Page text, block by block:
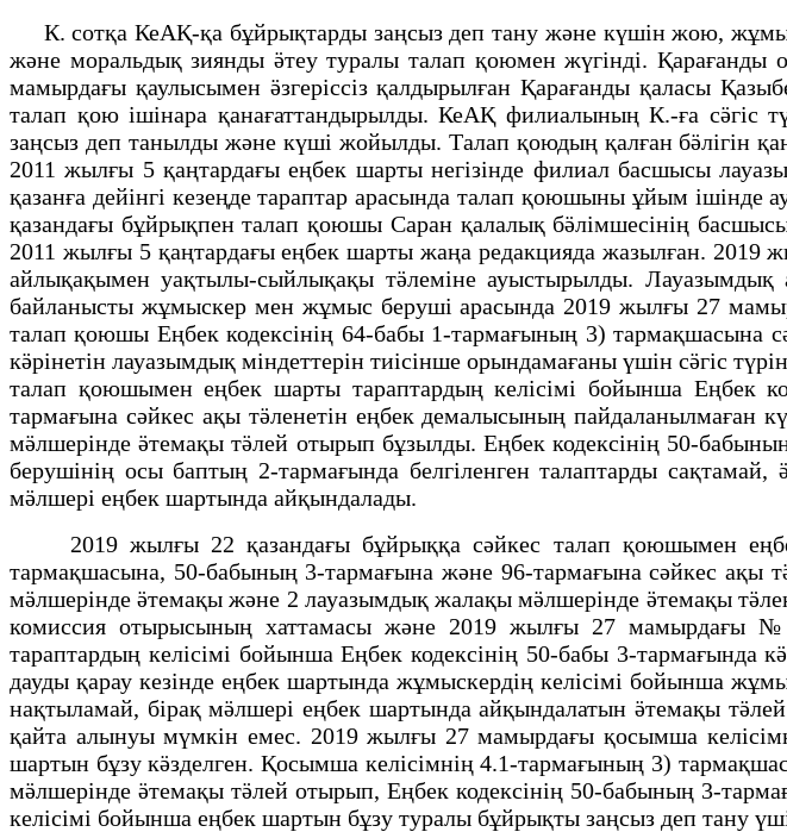
К. сотқа КеАҚ-қа бұйрықтарды заңсыз деп тану және күшін жою,
және моральдық зиянды ӛтеу туралы талап қоюмен жүгінді.
мамырдағы қаулысымен ӛзгеріссіз қалдырылған Қарағанды қаласы
талап қою ішінара қанағаттандырылды. КеАҚ филиалының К.-ға сӛгіс
заңсыз деп танылды және күші жойылды. Талап қоюдың қалған бӛлігін
2011 жылғы 5 қаңтардағы еңбек шарты негізінде филиал басшысы
қазанға дейінгі кезеңде тараптар арасында талап қоюшыны ұйым
қазандағы бұйрықпен талап қоюшы Саран қалалық бӛлімшесінің
2011 жылғы 5 қаңтардағы еңбек шарты жаңа редакцияда жазылған. 2019
айлықақымен уақтылы-сыйлықақы тӛлеміне ауыстырылды.
байланысты жұмыскер мен жұмыс беруші арасында 2019 жылғы 27
талап қоюшы Еңбек кодексінің 64-бабы 1-тармағының 3) тармақшасына
кӛрінетін лауазымдық міндеттерін тиісінше орындамағаны үшін сӛгіс
талап қоюшымен еңбек шарты тараптардың келісімі бойынша Еңбек
тармағына сәйкес ақы тӛленетін еңбек демалысының пайдаланылмаған
мӛлшерінде ӛтемақы тӛлей отырып бұзылды. Еңбек кодексінің 50-
берушінің осы баптың 2-тармағында белгіленген талаптарды
мӛлшері еңбек шартында айқындалады.
2019 жылғы 22 қазандағы бұйрыққа сәйкес талап қоюшымен
тармақшасына, 50-бабының 3-тармағына және 96-тармағына сәйкес ақы
мӛлшерінде ӛтемақы және 2 лауазымдық жалақы мӛлшерінде ӛтемақы
комиссия отырысының хаттамасы және 2019 жылғы 27 мамырдағы №
тараптардың келісімі бойынша Еңбек кодексінің 50-бабы 3-
дауды қарау кезінде еңбек шартында жұмыскердің келісімі бойынша
нақтыламай, бірақ мӛлшері еңбек шартында айқындалатын ӛтемақы
қайта алынуы мүмкін емес. 2019 жылғы 27 мамырдағы қосымша
шартын бұзу кӛзделген. Қосымша келісімнің 4.1-тармағының 3)
мӛлшерінде ӛтемақы тӛлей отырып, Еңбек кодексінің 50-бабының 3-
келісімі бойынша еңбек шартын бұзу туралы бұйрықты заңсыз деп тану